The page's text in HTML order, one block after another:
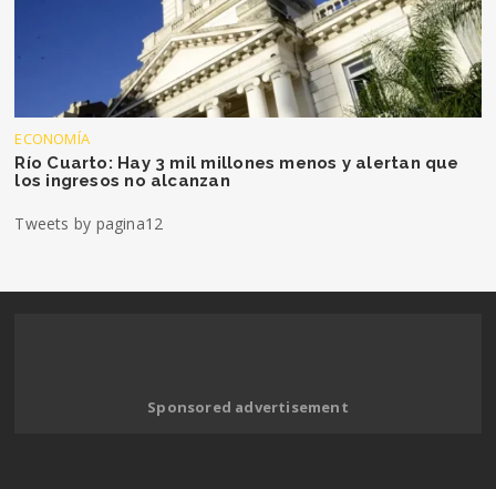
ECONOMÍA
Río Cuarto: Hay 3 mil millones menos y alertan que
los ingresos no alcanzan
Tweets by pagina12
Sponsored advertisement